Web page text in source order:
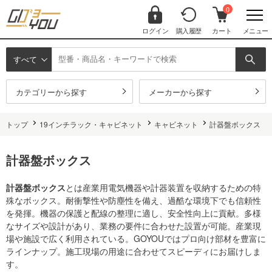
ログイン 購入履歴
0
カート メニュー
すべて
カテゴリーから探す メーカーから探す
トップ 19インチラック・キャビネット キャビネット 計器盤ボックス
計器盤ボックス
計器盤ボックスとは産業用電気機器や計器装置を収納するための特
殊なボックス。耐衝撃性や防塵性を備え、過酷な環境下でも信頼性
を発揮。機器の保護と配線の整理に適し、安全性向上に貢献。多様
なサイズや設計があり、業務の要件に合わせた設置が可能。産業現
場や施設で広く利用されている。GOYOUではプロ向け部材を豊富に
ラインナップ。施工現場の用途に合わせてスピーディにお届けしま
す。